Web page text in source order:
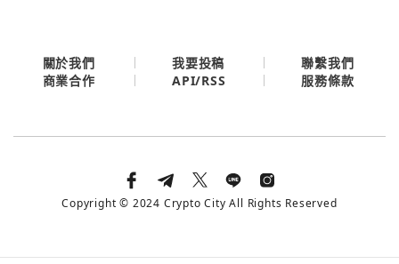
關於我們 我要投稿
聯繫我們
商業合作
API/RSS 服務條款
Copyright © 2024 Crypto City All Rights Reserved